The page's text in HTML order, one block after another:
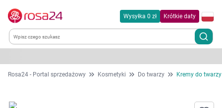
Wysyłka 0 zł Krótkie daty
Kategorie
Rosa24 - Portal sprzedażowy Kosmetyki Do twarzy Kremy do twarzy